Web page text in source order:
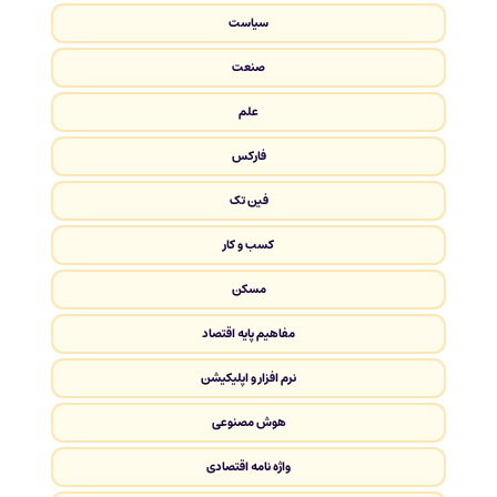
سیاست
صنعت
علم
فارکس
فین تک
کسب و کار
مسکن
مفاهیم پایه اقتصاد
نرم افزار و اپلیکیشن
هوش مصنوعی
واژه نامه اقتصادی